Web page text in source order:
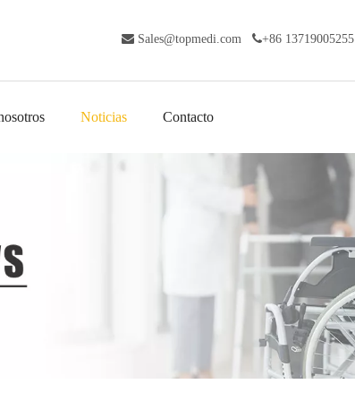
 Sales@topmedi.com +86 13719005255
Noticias Contacto